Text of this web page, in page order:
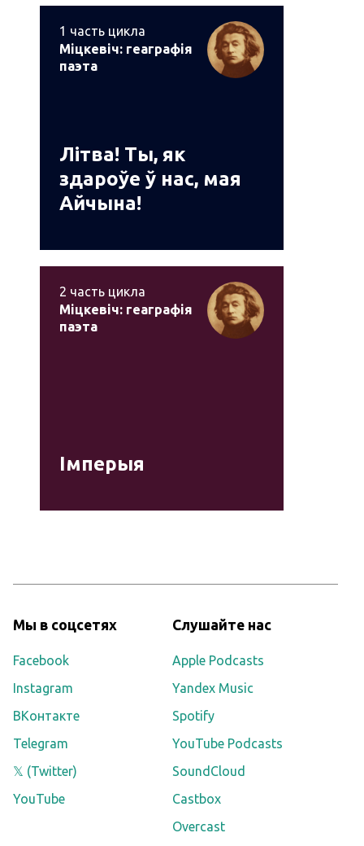
1 часть цикла
Міцкевіч: геаграфія
паэта
Літва! Ты, як
здароўе ў нас, мая
Айчына!
2 часть цикла
Міцкевіч: геаграфія
паэта
Імперыя
Мы в соцсетях
Facebook
Instagram
ВКонтакте
Telegram
𝕏 (Twitter)
YouTube
Слушайте нас
Apple Podcasts
Yandex Music
Spotify
YouTube Podcasts
SoundCloud
Castbox
Overcast